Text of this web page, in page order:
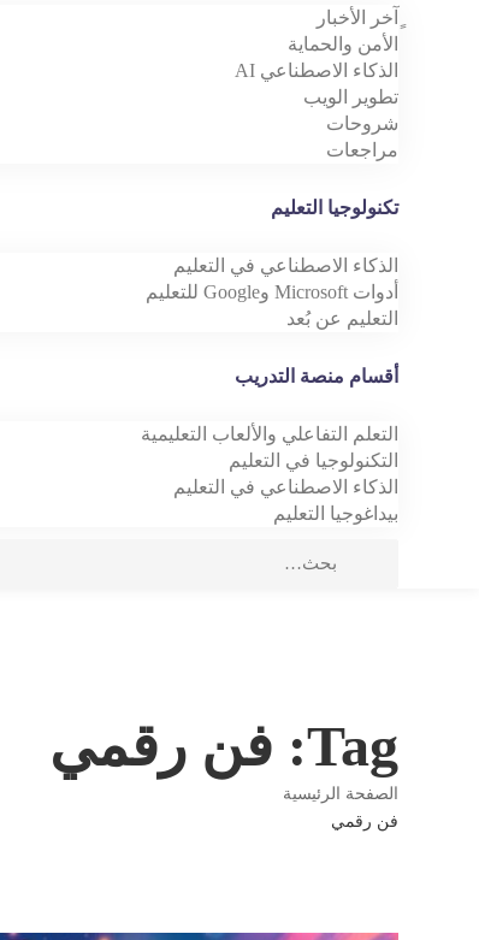
ٍآخر الأخبار
الأمن والحماية
الذكاء الاصطناعي AI
تطوير الويب
شروحات
مراجعات
تكنولوجيا التعليم
الذكاء الاصطناعي في التعليم
أدوات Microsoft وGoogle للتعليم
التعليم عن بُعد
أقسام منصة التدريب
التعلم التفاعلي والألعاب التعليمية
التكنولوجيا في التعليم
الذكاء الاصطناعي في التعليم
بيداغوجيا التعليم
Tag: فن رقمي
الصفحة الرئيسية
فن رقمي